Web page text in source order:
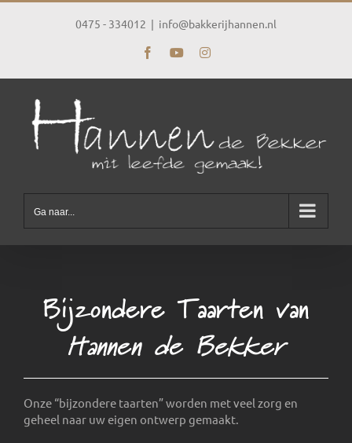
Ga
0475 - 334012 | info@bakkerijhannen.nl
FacebookYouTubeInstagram
Ga naar...
Bijzondere Taarten van
Hannen de Bekker
Onze “bijzondere taarten” worden met veel zorg en
geheel naar uw eigen ontwerp gemaakt.